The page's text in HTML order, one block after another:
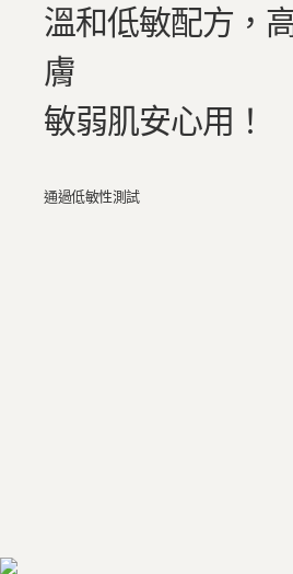
溫和低敏配方，
膚
敏弱肌安心用！
通過低敏性測試